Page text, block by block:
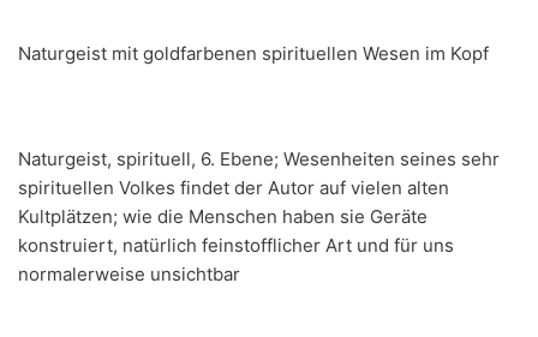
Naturgeist mit goldfarbenen spirituellen Wesen im Kopf
Naturgeist, spirituell, 6. Ebene; Wesenheiten seines sehr
spirituellen Volkes findet der Autor auf vielen alten
Kultplätzen; wie die Menschen haben sie Geräte
konstruiert, natürlich feinstofflicher Art und für uns
normalerweise unsichtbar